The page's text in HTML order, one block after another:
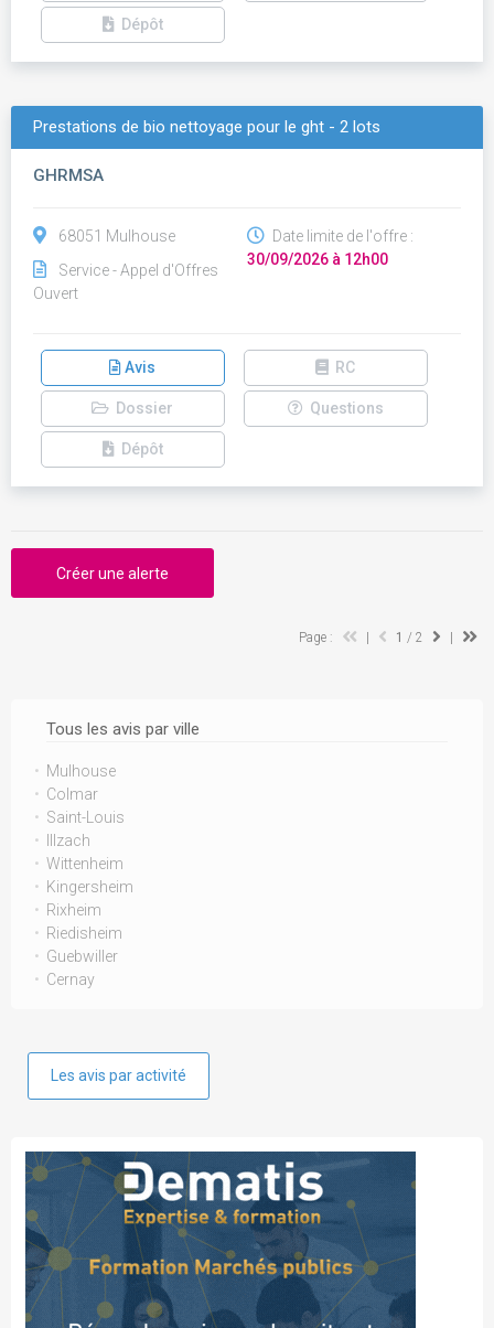
Tous les avis par ville
Mulhouse
Colmar
Saint-Louis
Illzach
Wittenheim
Kingersheim
Rixheim
Riedisheim
Guebwiller
Cernay
Les avis par activité
Dépôt
Prestations de bio nettoyage pour le ght - 2 lots
GHRMSA
68051 Mulhouse
Service - Appel d'Offres
Ouvert
Date limite de l'offre :
30/09/2026 à 12h00
Avis RC
Dossier Questions
Dépôt
Créer une alerte
Page : 1 / 2